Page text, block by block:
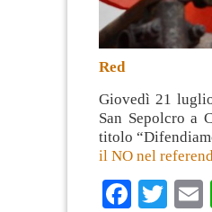
Red
Giovedì 21
San Sepolcro a
titolo
il NO nel